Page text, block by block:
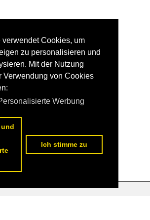
verwendet Cookies, um
zu personalisieren und
Mit der Nutzung
Verwendung von Cookies
Werbung
Ich stimme zu